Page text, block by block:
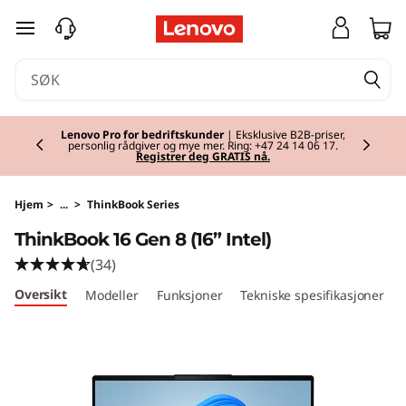
T
k
B
o
o
gå til hovedinnhold
Lenovo Pro for bedriftskunder| Eksklusive B2B-priser,
personlig rådgiver og mye mer. Ring: +47 24 14 06 17.
Registrer deg GRATIS nå.
Currently displaying item 2 of 2
Hjem > ... > ThinkBook Series
ThinkBook 16 Gen 8 (16” Intel)
(34)
Oversikt Modeller Funksjoner Tekniske spesifikasjoner